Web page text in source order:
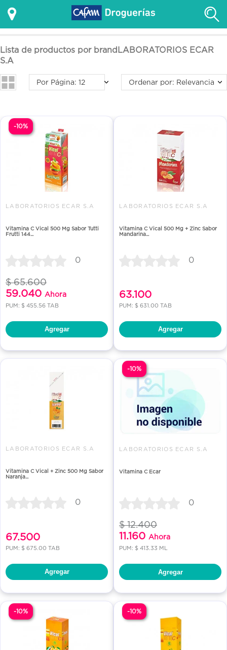
Lista de productos por brandLABORATORIOS ECAR
S.A
Por Página: 12 Ordenar por: Relevancia
LABORATORIOS ECAR S.A
Vitamina C Vical 500 Mg Sabor Tutti
Frutti 144...
0
$ 65.600
59.040 Ahora
PUM: $ 455.56 TAB
Agregar
-10%
LABORATORIOS ECAR S.A
Vitamina C Vical 500 Mg + Zinc Sabor
Mandarina...
0
63.100
PUM: $ 631.00 TAB
Agregar
LABORATORIOS ECAR S.A
Vitamina C Vical + Zinc 500 Mg Sabor
Naranja...
0
67.500
PUM: $ 675.00 TAB
Agregar
LABORATORIOS ECAR S.A
Vitamina C Ecar
0
$ 12.400
11.160 Ahora
PUM: $ 413.33 ML
Agregar
-10%
-10% -10%